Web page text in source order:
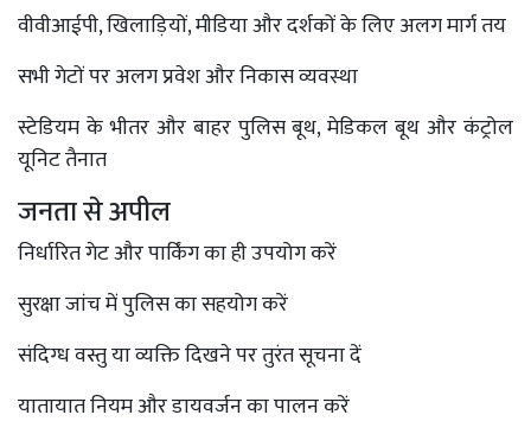
वीवीआईपी, खिलाड़ियों, मीडिया और दर्शकों के लिए अलग मार्ग तय
सभी गेटों पर अलग प्रवेश और निकास व्यवस्था
स्टेडियम के भीतर और बाहर पुलिस बूथ, मेडिकल बूथ और कंट्रोल
यूनिट तैनात
जनता से अपील
निर्धारित गेट और पार्किंग का ही उपयोग करें
सुरक्षा जांच में पुलिस का सहयोग करें
संदिग्ध वस्तु या व्यक्ति दिखने पर तुरंत सूचना दें
यातायात नियम और डायवर्जन का पालन करें